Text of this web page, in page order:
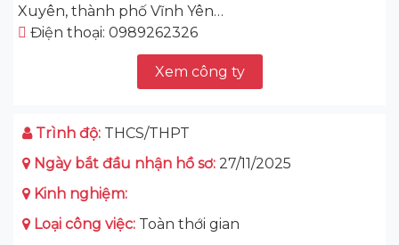
Xuyên, thành phố Vĩnh Yên…
Điện thoại: 0989262326
Xem công ty
Trình độ: THCS/THPT
Ngày bắt đầu nhận hồ sơ: 27/11/2025
Kinh nghiệm:
Loại công việc: Toàn thới gian